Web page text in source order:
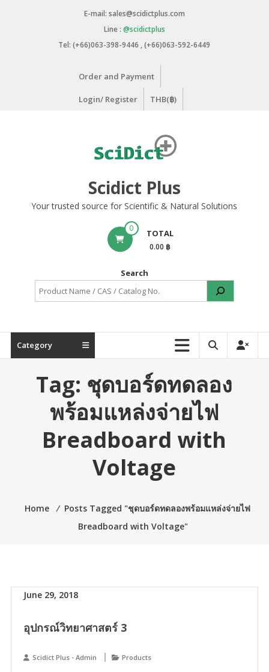
E-mail: sales@scidictplus.com
Line : @scidictplus
Tel: (+66)063-398-9446 , (+66)063-592-6449
Order and Payment
Login/ Register THB(฿)
Scidict Plus
Your trusted source for Scientific & Natural Solutions
0 TOTAL
0.00 ฿
Search
Category
Tag: ชุดบอร์ดทดลอง
พร้อมแหล่งจ่ายไฟ
Breadboard with
Voltage
Home ⁄ Posts Tagged "ชุดบอร์ดทดลองพร้อมแหล่งจ่ายไฟ
Breadboard with Voltage"
June 29, 2018
อุปกรณ์วิทยาศาสตร์ 3
Scidict Plus - Admin Products